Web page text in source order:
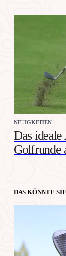
NEUIGKEITEN
Das
Golfrunde
DAS KÖNNTE